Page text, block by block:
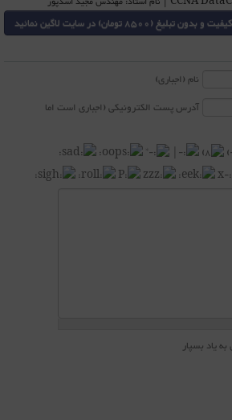
(8500 تومان) در سایت لاگین نمائید
نام (اجباری)
آدرس پست الکترونیکی (اجباری است اما
یاد بسپار